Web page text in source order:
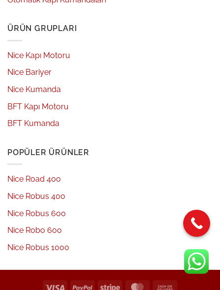
ÜRÜN GRUPLARI
Nice Kapı Motoru
Nice Bariyer
Nice Kumanda
BFT Kapı Motoru
BFT Kumanda
POPÜLER ÜRÜNLER
Nice Road 400
Nice Robus 400
Nice Robus 600
Nice Robo 600
Nice Robus 1000
Visa PayPal Stripe MasterCard